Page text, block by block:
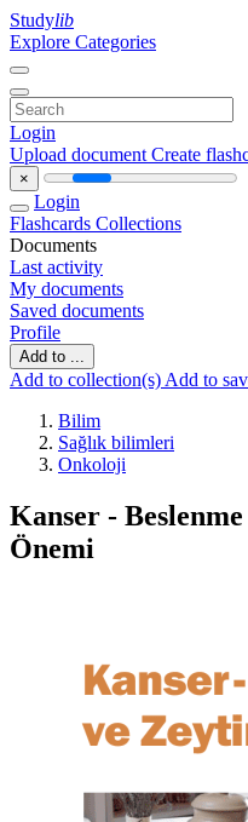
Studylib
Explore Categories
Login
Upload document Create
×
Login
Flashcards Collections
Documents
Last activity
My documents
Saved documents
Profile
Add to ...
Add to collection(s) Add to
Bilim
Sağlık bilimleri
Onkoloji
Kanser -
Önemi